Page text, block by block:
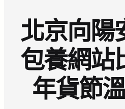
北京向陽
包養網站
年貨節